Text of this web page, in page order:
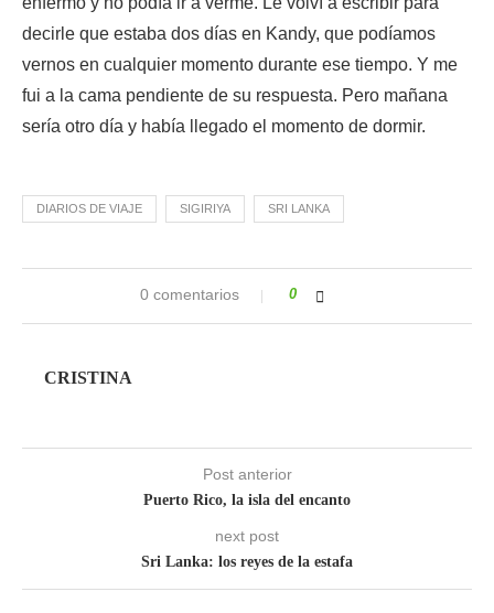
decirle que estaba dos días en Kandy, que podíamos
vernos en cualquier momento durante ese tiempo. Y me
fui a la cama pendiente de su respuesta. Pero mañana
sería otro día y había llegado el momento de dormir.
DIARIOS DE VIAJE SIGIRIYA SRI LANKA
0 comentarios 0
CRISTINA
Post anterior
Puerto Rico, la isla del encanto
next post
Sri Lanka: los reyes de la estafa